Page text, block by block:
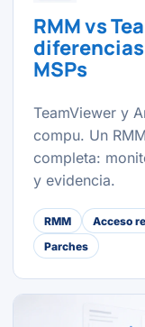
RMM vs
MSPs
TeamViewer y
compu. Un
completa:
y evidencia.
RMM Acceso
Parches